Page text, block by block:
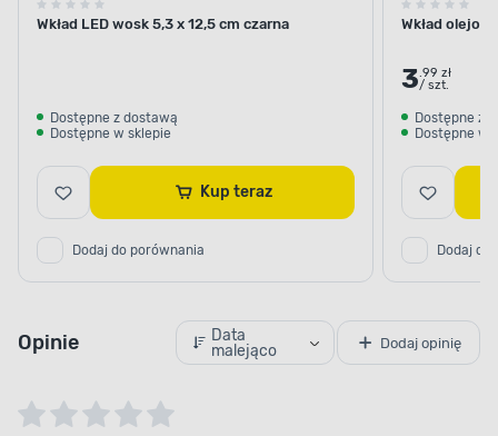
Wkład LED wosk 5,3 x 12,5 cm czarna
Dostępne z dostawą
Dostępne w sklepie
Kup teraz
Dodaj do porównania
Wkład
3.99 zł
/ szt.
Dostępne z
Dostępne w
Dodaj do
Opinie
Data
malejąco
Dodaj opinię